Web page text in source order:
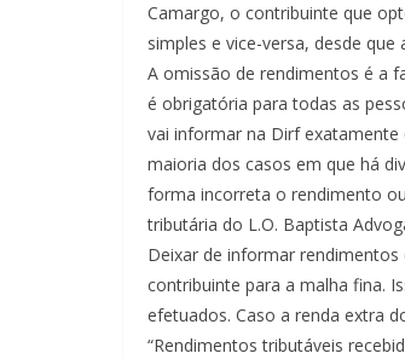
Camargo, o contribuinte que
simples e vice-versa, desde
A omissão de rendimentos é a
é obrigatória para todas as
vai informar na Dirf
maioria dos casos em que há
forma incorreta o rendimento
tributária do L.O. Baptista
Deixar de informar
contribuinte para a malha fina.
efetuados. Caso a renda extra
“Rendimentos tributáveis